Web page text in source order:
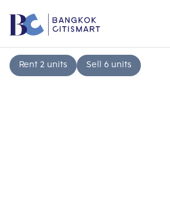
Rent 2 units Sell 6 units